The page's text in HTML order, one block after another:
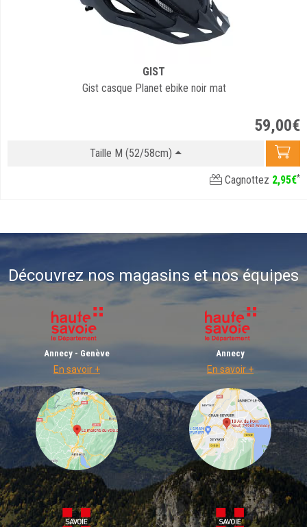
GIST
Gist casque Planet ebike noir mat
59,00€
Taille M (52/58cm)
Cagnottez 2,95€*
Découvrez nos magasins et nos équipes
Annecy - Genève
En savoir +
Annecy
En savoir +